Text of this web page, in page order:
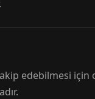
edebilmesi